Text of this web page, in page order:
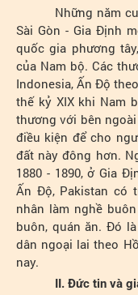
Những năm
Sài Gòn - Gia Định
quốc gia phương
của Nam bộ. Các
Indonesia, Ấn Độ
thế kỷ XIX khi Nam
thương với bên
điều kiện để cho
đất này đông hơn.
1880 - 1890, ở Gia
Ấn Độ, Pakistan có
nhân làm nghề
buôn, quán ăn. Đó
dân ngoại lai theo
nay.
II. Đức tin và